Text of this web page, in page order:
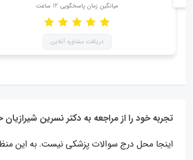
میانگین زمان پاسخگویی 12 ساعت
دریافت مشاوره آنلاین
تجربه خود را از مراجعه به دکتر نسرین
اینجا محل درج سوالات پزشکی نیست. به این